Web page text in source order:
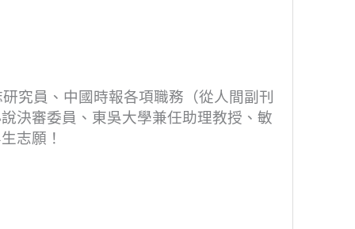
究員、中國時報各項職務（從人間副刊
決審委員、東吳大學兼任助理教授、敏
志願！